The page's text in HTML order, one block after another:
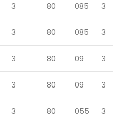
3 80 085 3
3 80 085 3
3 80 09 3
3 80 09 3
3 80 055 3